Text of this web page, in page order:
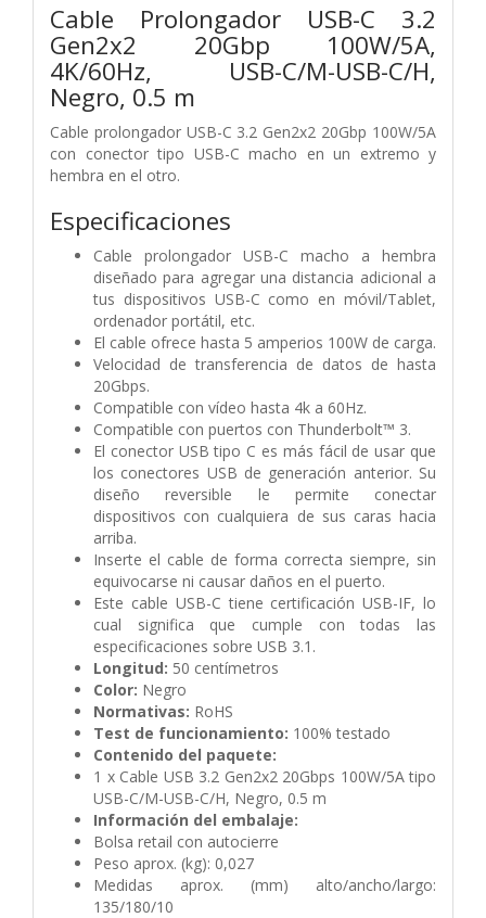
Cable Prolongador USB-C 3.2
Gen2x2 20Gbp 100W/5A,
4K/60Hz, USB-C/M-USB-C/H,
Negro, 0.5 m
Cable prolongador USB-C 3.2 Gen2x2 20Gbp 100W/5A
con conector tipo USB-C macho en un extremo y
hembra en el otro.
Especificaciones
Cable prolongador USB-C macho a hembra
diseñado para agregar una distancia adicional a
tus dispositivos USB-C como en móvil/Tablet,
ordenador portátil, etc.
El cable ofrece hasta 5 amperios 100W de carga.
Velocidad de transferencia de datos de hasta
20Gbps.
Compatible con vídeo hasta 4k a 60Hz.
Compatible con puertos con Thunderbolt™ 3.
El conector USB tipo C es más fácil de usar que
los conectores USB de generación anterior. Su
diseño reversible le permite conectar
dispositivos con cualquiera de sus caras hacia
arriba.
Inserte el cable de forma correcta siempre, sin
equivocarse ni causar daños en el puerto.
Este cable USB-C tiene certificación USB-IF, lo
cual significa que cumple con todas las
especificaciones sobre USB 3.1.
Longitud: 50 centímetros
Color: Negro
Normativas: RoHS
Test de funcionamiento: 100% testado
Contenido del paquete:
1 x Cable USB 3.2 Gen2x2 20Gbps 100W/5A tipo
USB-C/M-USB-C/H, Negro, 0.5 m
Información del embalaje:
Bolsa retail con autocierre
Peso aprox. (kg): 0,027
Medidas aprox. (mm) alto/ancho/largo:
135/180/10